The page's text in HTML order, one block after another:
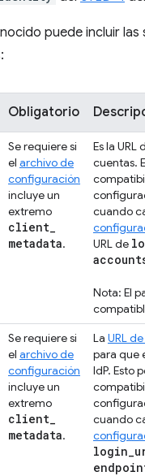
puede incluir las
Obligatorio
Se requiere si
el archivo de
configuración
incluye un
extremo
client_
metadata.
Es la
cuentas.
cuando
URL de
Nota: El
Se requiere si
el archivo de
configuración
incluye un
extremo
client_
metadata.
La URL
para que
IdP. Esto
cuando
login_